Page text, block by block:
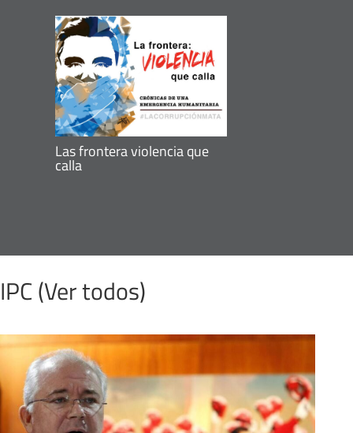
Las frontera violencia que
calla
IPC (Ver todos)